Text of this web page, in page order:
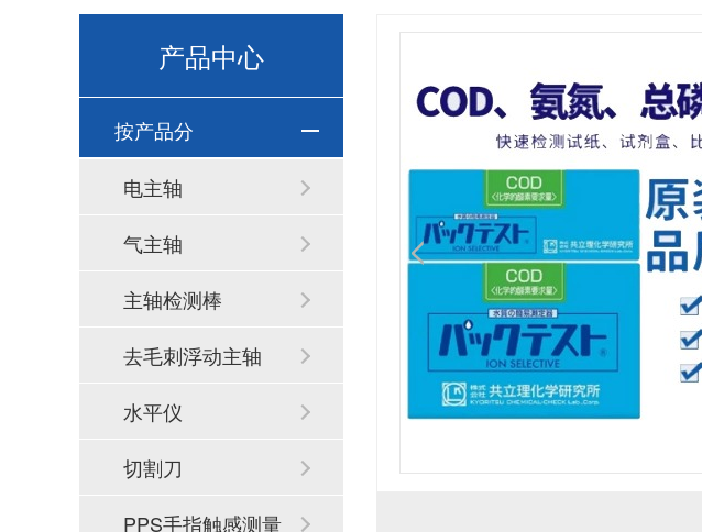
产品中心
按产品分
电主轴
气主轴
主轴检测棒
去毛刺浮动主轴
水平仪
切割刀
PPS手指触感测量